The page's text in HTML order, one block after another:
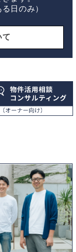
日のみ）
て